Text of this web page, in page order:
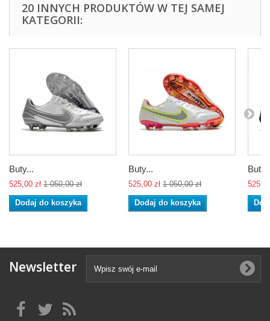
20 INNYCH PRODUKTÓW W TEJ SAMEJ
KATEGORII:
Buty...
525,00 zł 1 050,00 zł
Dodaj do koszyka
Buty...
525,00 zł 1 050,00 zł
Dodaj do koszyka
Newsletter